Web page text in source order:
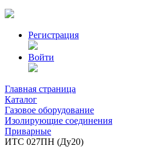
Регистрация
Войти
Главная страница
Каталог
Газовое оборудование
Изолирующие соединения
Приварные
ИТС 027ПН (Ду20)